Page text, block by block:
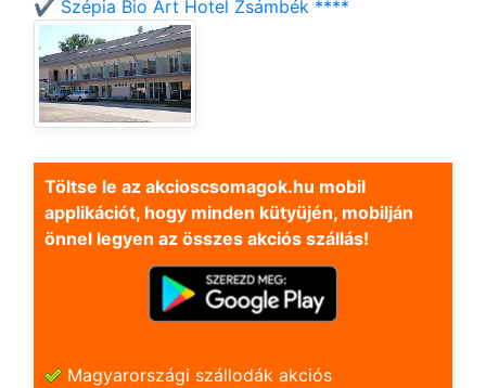
✔️ Szépia Bio Art Hotel Zsámbék ****
Töltse le az akcioscsomagok.hu mobil
applikációt, hogy minden kütyüjén, mobilján
önnel legyen az összes akciós szállás!
Magyarországi szállodák akciós